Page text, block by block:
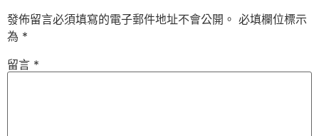
發佈留言必須填寫的電子郵件地址不會公開。 必填欄位標示
為 *
留言 *